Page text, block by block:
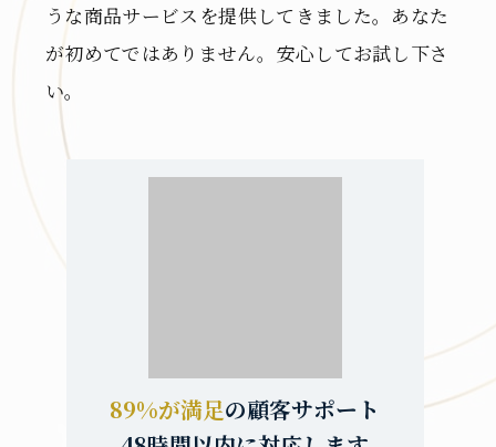
89%が満足の顧客サポート
うな商品サービスを提供してきました。あなた
が初めてではありません。安心してお試し下さ
い。